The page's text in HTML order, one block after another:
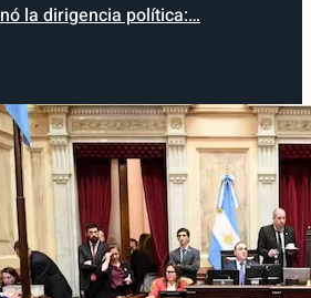
la dirigencia política:…